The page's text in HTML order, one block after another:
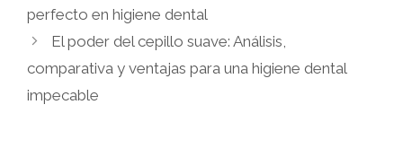
perfecto en higiene dental
El poder del cepillo suave: Análisis,
comparativa y ventajas para una higiene dental
impecable